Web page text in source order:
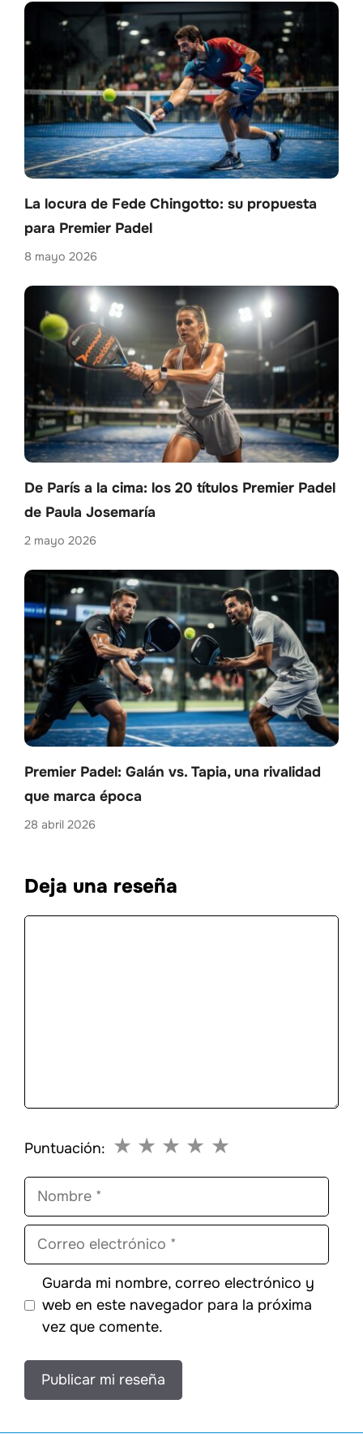
La locura de Fede Chingotto: su propuesta
para Premier Padel
8 mayo 2026
De París a la cima: los 20 títulos Premier Padel
de Paula Josemaría
2 mayo 2026
Premier Padel: Galán vs. Tapia, una rivalidad
que marca época
28 abril 2026
Deja una reseña
Comentario
Puntuación: ★
★
★
★
★
Nombre
Correo
electrónico
Guarda mi nombre, correo electrónico y
web en este navegador para la próxima
vez que comente.